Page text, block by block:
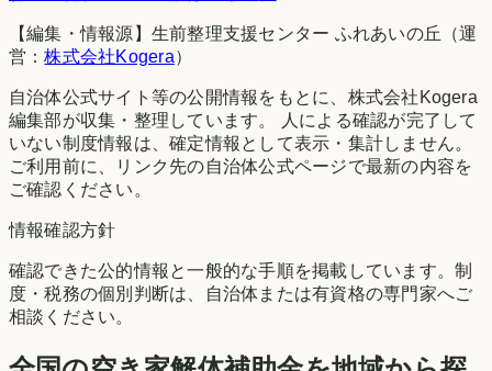
【編集・情報源】生前整理支援センター ふれあいの丘（運
営：株式会社Kogera）
自治体公式サイト等の公開情報をもとに、株式会社Kogera
編集部が収集・整理しています。 人による確認が完了して
いない制度情報は、確定情報として表示・集計しません。
ご利用前に、リンク先の自治体公式ページで最新の内容を
ご確認ください。
情報確認方針
確認できた公的情報と一般的な手順を掲載しています。制
度・税務の個別判断は、自治体または有資格の専門家へご
相談ください。